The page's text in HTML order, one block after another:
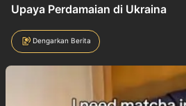
Upaya Perdamaian di Ukraina
Dengarkan Berita